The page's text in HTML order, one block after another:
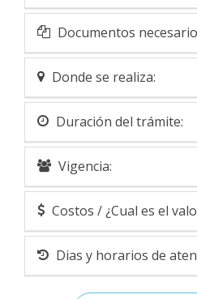
Documentos
Donde se realiza:
Duración del trámite:
Vigencia:
Costos / ¿Cual es el
Dias y horarios de